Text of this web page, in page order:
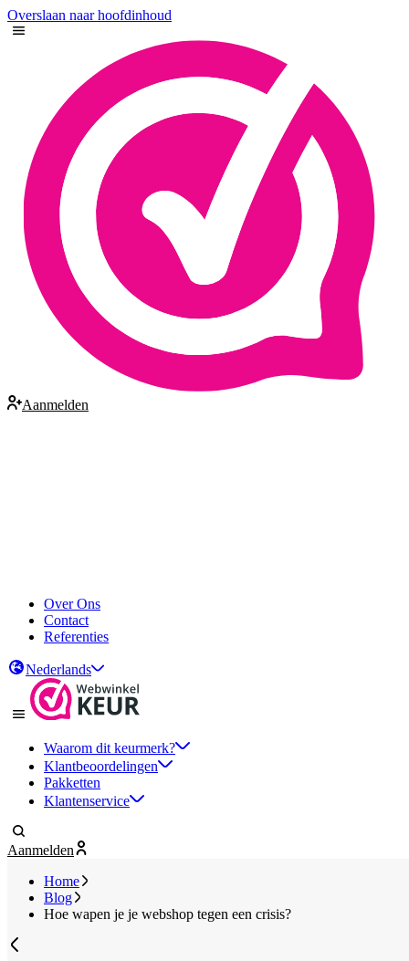
Overslaan naar hoofdinhoud
Aanmelden
Over Ons
Contact
Referenties
Nederlands
Waarom dit keurmerk?
Klantbeoordelingen
Pakketten
Klantenservice
Aanmelden
Home
Blog
Hoe wapen je je webshop tegen een crisis?